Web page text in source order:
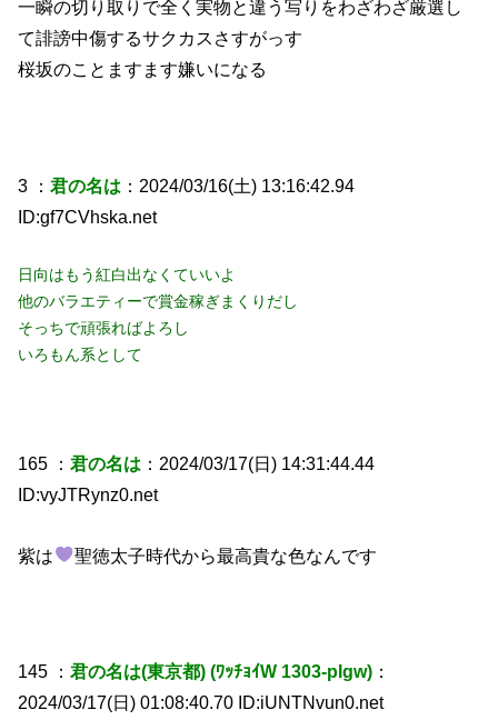
一瞬の切り取りで全く実物と違う写りをわざわざ厳選し
て誹謗中傷するサクカスさすがっす
桜坂のことますます嫌いになる
3 ：君の名は ：2024/03/16(土) 13:16:42.94
ID:gf7CVhska.net
日向はもう紅白出なくていいよ
他のバラエティーで賞金稼ぎまくりだし
そっちで頑張ればよろし
いろもん系として
165 ：君の名は ：2024/03/17(日) 14:31:44.44
ID:vyJTRynz0.net
紫は 聖徳太子時代から最高貴な色なんです
145 ：君の名は(東京都) (ﾜｯﾁｮｲW 1303-pIgw) ：
2024/03/17(日) 01:08:40.70 ID:iUNTNvun0.net